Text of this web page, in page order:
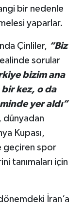
bir nedenle
yaparlar.
Çinliler, “Biz
sorular
bizim ana
kez, o da
yer aldı”
dünyadan
Kupası,
geçiren spor
tanımaları için
İran’a